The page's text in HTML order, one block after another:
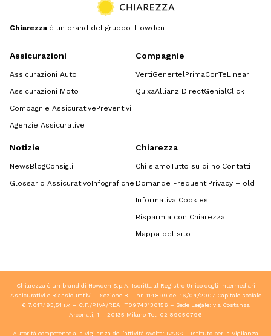
Chiarezza è un brand del gruppo Howden
Assicurazioni
Assicurazioni Auto
Assicurazioni Moto
Compagnie AssicurativePreventivi
Agenzie Assicurative
Compagnie
VertiGenertelPrimaConTeLinear
QuixaAllianz DirectGenialClick
Notizie
NewsBlogConsigli
Glossario AssicurativoInfografiche
Chiarezza
Chi siamoTutto su di noiContatti
Domande FrequentiPrivacy – old
Informativa Cookies
Risparmia con Chiarezza
Mappa del sito
Chiarezza è un brand di Howden S.p.A. Iscritta al Registro Unico degli Intermediari
Assicurativi e Riassicurativi – Sezione B – nr. 114899 del 16/04/2007 Capitale sociale
€ 7.617.193,51 i.v. – C.F./P.IVA/REA IT09743130156 – Sede Legale: via Costanza
Arconati, 1 – 20135 Milano Tel. 02 89050796
Autorità competente alla vigilanza dell’attività svolta: IVASS – Istituto per la Vigilanza